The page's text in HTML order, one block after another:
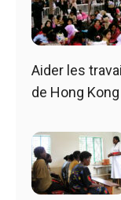
Aider les
de Hong Kong